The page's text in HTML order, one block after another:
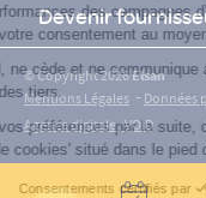
évaluer les performances
personnaliser votre
Elsan ne vend, ne cède
personnelle à des tiers.
Pour modifier vos
'Préférences de cookies'
Devenir
© Copyright 2026Elsan
Mentions Légales -Données
Agence digitale : VOID